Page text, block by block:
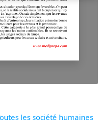
les société humaines